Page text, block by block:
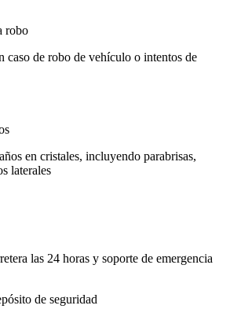
robo
caso de robo de vehículo o intentos de
en cristales, incluyendo parabrisas,
laterales
las 24 horas y soporte de emergencia
de seguridad